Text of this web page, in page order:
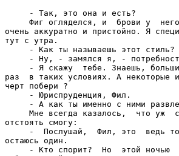
     - Так, это она и есть?
Фиг огляделся, и  брови у
очень аккуратно и пристойно. Я
тут с утра.
- Как ты называешь этот
- Ну, - замялся я, -
- Я скажу  тебе. Знаешь,
раз  в таких условиях. А
черт побери ?
     - Юриспруденция, Фил.
- А как ты именно с ними
Мне всегда казалось,  что уж
отстоять смогу:
-  Послушай,  Фил, это  ведь
остаюсь один.
- Кто спорит?  Но  этой ночью